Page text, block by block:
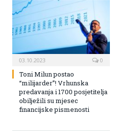
03.10.2023 0
Toni Milun postao
“milijarder”! Vrhunska
predavanja i 1700 posjetitelja
obilježili su mjesec
financijske pismenosti